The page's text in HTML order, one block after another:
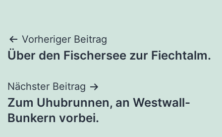
Beitragsnavigation
Vorheriger Beitrag
Über den Fischersee zur Fiechtalm.
Nächster Beitrag
Zum Uhubrunnen, an Westwall-
Bunkern vorbei.